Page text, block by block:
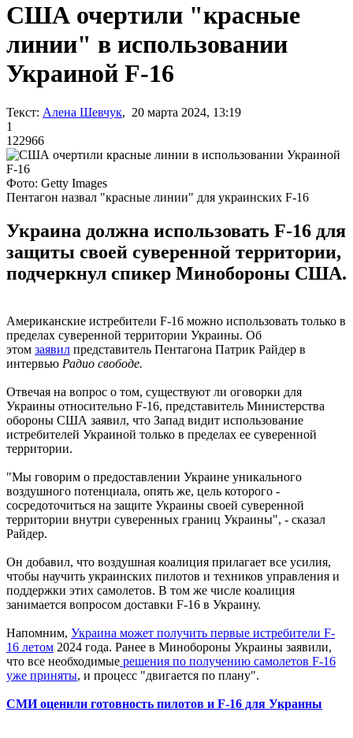
США очертили "красные
линии" в использовании
Украиной F-16
Текст: Алена Шевчук, 20 марта 2024, 13:19
1
122966
Фото: Getty Images
Пентагон назвал "красные линии" для украинских F-16
Украина должна использовать F-16 для
защиты своей суверенной территории,
подчеркнул спикер Минобороны США.
Американские истребители F-16 можно использовать только в
пределах суверенной территории Украины. Об
этом заявил представитель Пентагона Патрик Райдер в
интервью Радио свободе.
Отвечая на вопрос о том, существуют ли оговорки для
Украины относительно F-16, представитель Министерства
обороны США заявил, что Запад видит использование
истребителей Украиной только в пределах ее суверенной
территории.
"Мы говорим о предоставлении Украине уникального
воздушного потенциала, опять же, цель которого -
сосредоточиться на защите Украины своей суверенной
территории внутри суверенных границ Украины", - сказал
Райдер.
Он добавил, что воздушная коалиция прилагает все усилия,
чтобы научить украинских пилотов и техников управления и
поддержки этих самолетов. В том же числе коалиция
занимается вопросом доставки F-16 в Украину.
Напомним, Украина может получить первые истребители F-
16 летом 2024 года. Ранее в Минобороны Украины заявили,
что все необходимые решения по получению самолетов F-16
уже приняты, и процесс "двигается по плану".
СМИ оценили готовность пилотов и F-16 для Украины